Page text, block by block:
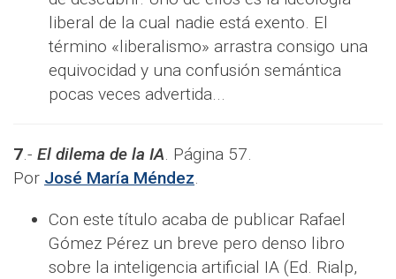
liberal de la cual nadie está exento. El
término «liberalismo» arrastra consigo una
equivocidad y una confusión semántica
pocas veces advertida...
7.- El dilema de la IA. Página 57.
Por José María Méndez.
Con este título acaba de publicar Rafael
Gómez Pérez un breve pero denso libro
sobre la inteligencia artificial IA (Ed. Rialp,